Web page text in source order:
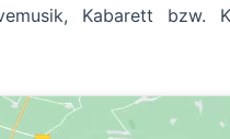
Kabarett bzw.